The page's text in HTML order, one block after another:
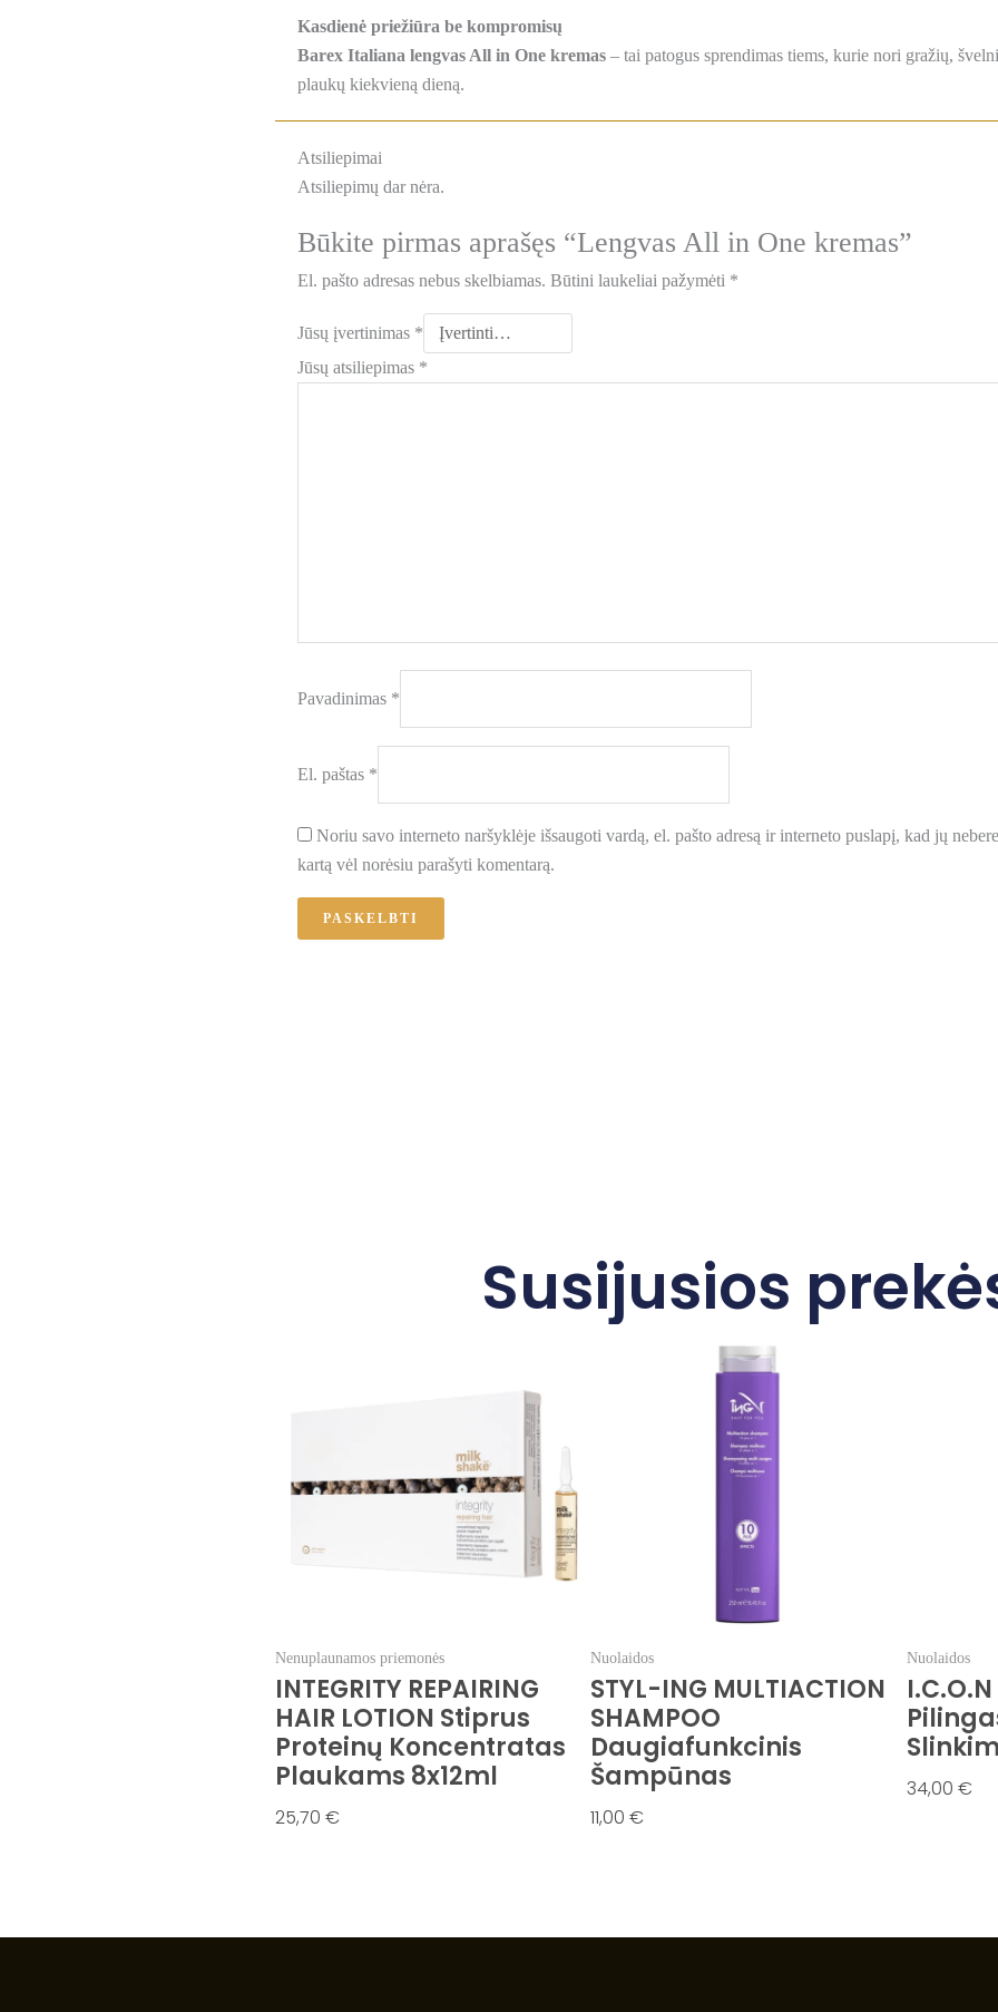
Kasdienė priežiūra be kompromisų
Barex Italiana lengvas All in One kremas – tai patogus sprendimas tiems, kurie nori gražių,
plaukų kiekvieną dieną.
Atsiliepimai
Atsiliepimų dar nėra.
Būkite pirmas aprašęs “Lengvas All in One kremas”
El. pašto adresas nebus skelbiamas. Būtini laukeliai pažymėti *
Jūsų įvertinimas *
Jūsų atsiliepimas *
Pavadinimas *
El. paštas *
Noriu savo interneto naršyklėje išsaugoti vardą, el. pašto adresą ir interneto puslapį, kad jų
kartą vėl norėsiu parašyti komentarą.
Susijusios
Nenuplaunamos priemonės
INTEGRITY REPAIRING
HAIR LOTION Stiprus
Proteinų Koncentratas
Plaukams 8x12ml
25,70 €
Nuolaidos
STYL-ING MULTIACTION
SHAMPOO
Daugiafunkcinis
Šampūnas
11,00€
Nuolaidos
34,00 €